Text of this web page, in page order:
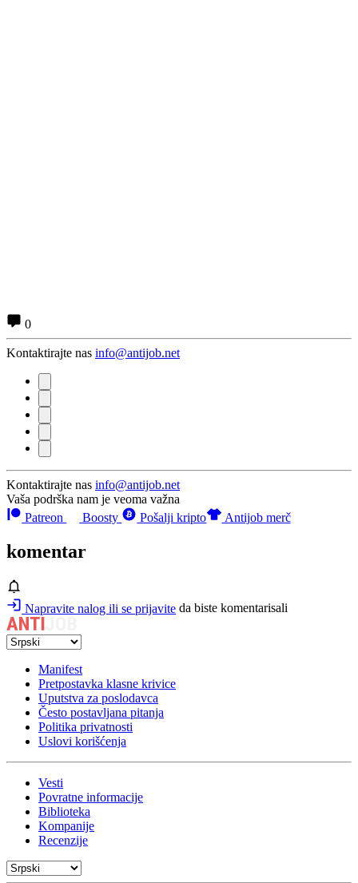
0
Kontaktirajte nas info@antijob.net
Kontaktirajte nas info@antijob.net
Vaša podrška nam je veoma važna
Patreon
Boosty Pošalji kripto Antijob merč
komentar
Napravite nalog ili se prijavite da biste komentarisali
Manifest
Pretpostavka klasne krivice
Uputstva za poslodavca
Često postavljana pitanja
Politika privatnosti
Uslovi korišćenja
Vesti
Povratne informacije
Biblioteka
Kompanije
Recenzije